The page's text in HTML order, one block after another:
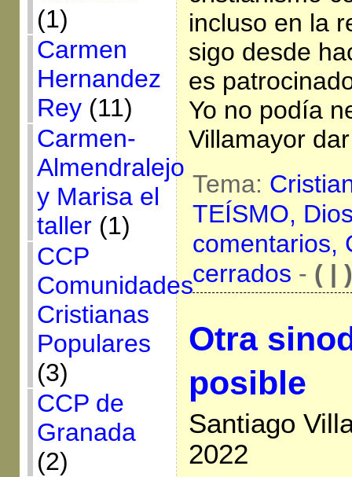
(1)
Carmen
Hernandez
Rey(11)
Carmen-
Almendralejo
y Marisa el
taller(1)
CCP
Comunidades
Cristianas
Populares
(3)
CCP de
Granada
(2)
incluso en la
sigo desde
es
Yo no podía
Villamayor
Tema:
TEÍSMO,
comentarios,
cerrados - ( | )
Otra
posible
Santiago
2022